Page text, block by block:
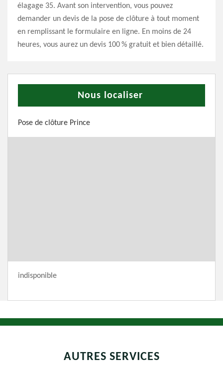
élagage 35. Avant son intervention, vous pouvez
demander un devis de la pose de clôture à tout moment
en remplissant le formulaire en ligne. En moins de 24
heures, vous aurez un devis 100 % gratuit et bien détaillé.
Nous localiser
Pose de clôture Prince
indisponible
AUTRES SERVICES